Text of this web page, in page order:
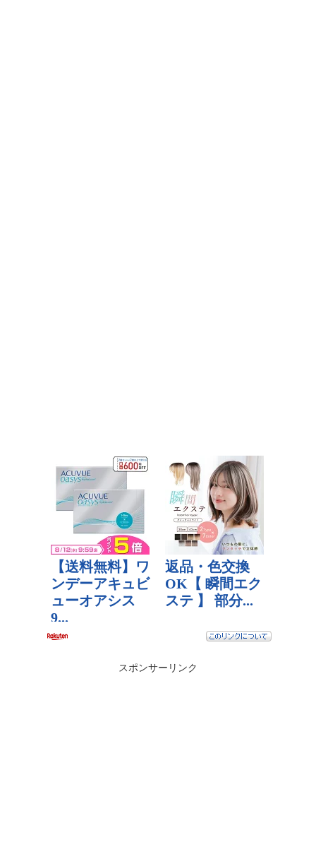
スポンサーリンク